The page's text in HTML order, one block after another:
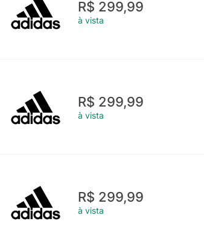
R$ 299,99
à vista
R$ 299,99
à vista
R$ 299,99
à vista